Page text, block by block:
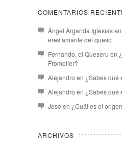
COMENTARIOS
Ángel Arganda Iglesiasen
eres amante del queso
Fernando, el Queseru en
Fromelier?
Alejandro en ¿Sabes qué
Alejandro en ¿Sabes qué
José en ¿Cuál es el
ARCHIVOS